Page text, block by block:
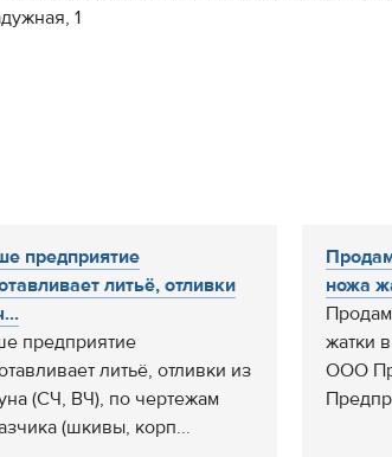
1
предприятие
литьё, отливки
предприятие
литьё, отливки из
(СЧ, ВЧ), по чертежам
(шкивы, корп...
ножа
жатки
ООО